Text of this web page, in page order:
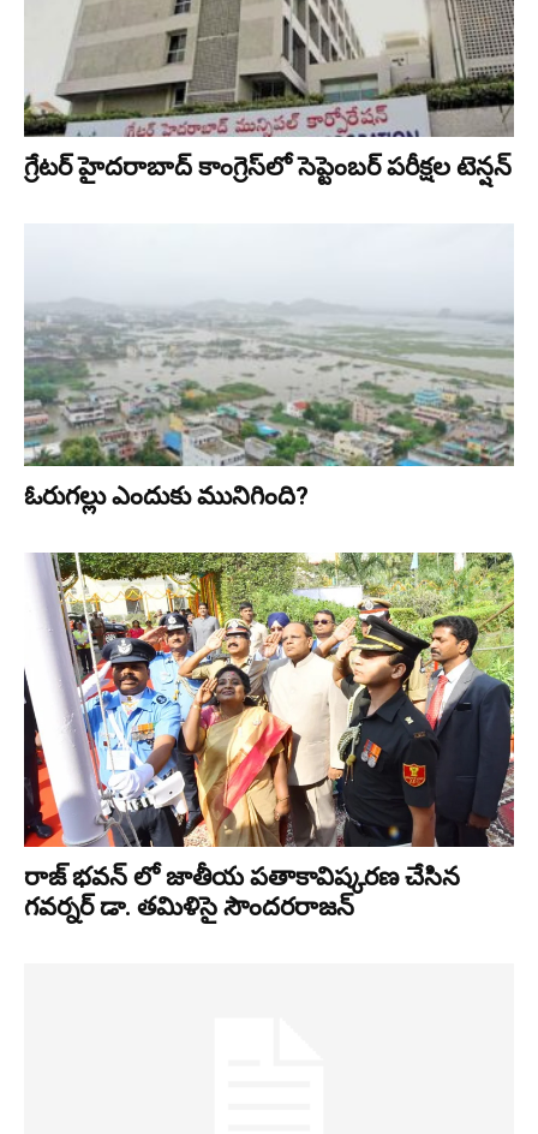
గ్రేట‌ర్ హైద‌రాబాద్ కాంగ్రెస్‌లో సెప్టెంబ‌ర్ ప‌రీక్ష‌ల టెన్ష‌న్‌
ఓరుగల్లు ఎందుకు మునిగింది?
రాజ్ భవన్ లో జాతీయ పతాకావిష్కరణ చేసిన
గవర్నర్ డా. తమిళిసై సౌందరరాజన్